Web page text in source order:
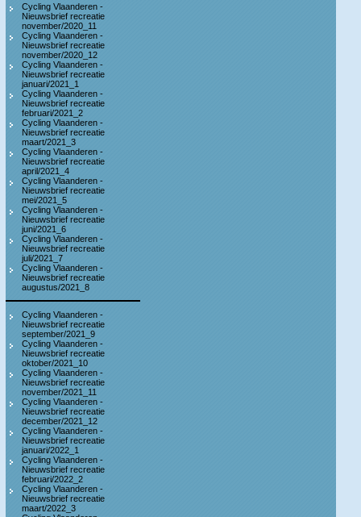
Cycling Vlaanderen -
Nieuwsbrief recreatie
november/2020_11
Cycling Vlaanderen -
Nieuwsbrief recreatie
november/2020_12
Cycling Vlaanderen -
Nieuwsbrief recreatie
januari/2021_1
Cycling Vlaanderen -
Nieuwsbrief recreatie
februari/2021_2
Cycling Vlaanderen -
Nieuwsbrief recreatie
maart/2021_3
Cycling Vlaanderen -
Nieuwsbrief recreatie
april/2021_4
Cycling Vlaanderen -
Nieuwsbrief recreatie
mei/2021_5
Cycling Vlaanderen -
Nieuwsbrief recreatie
juni/2021_6
Cycling Vlaanderen -
Nieuwsbrief recreatie
juli/2021_7
Cycling Vlaanderen -
Nieuwsbrief recreatie
augustus/2021_8
Cycling Vlaanderen -
Nieuwsbrief recreatie
september/2021_9
Cycling Vlaanderen -
Nieuwsbrief recreatie
oktober/2021_10
Cycling Vlaanderen -
Nieuwsbrief recreatie
november/2021_11
Cycling Vlaanderen -
Nieuwsbrief recreatie
december/2021_12
Cycling Vlaanderen -
Nieuwsbrief recreatie
januari/2022_1
Cycling Vlaanderen -
Nieuwsbrief recreatie
februari/2022_2
Cycling Vlaanderen -
Nieuwsbrief recreatie
maart/2022_3